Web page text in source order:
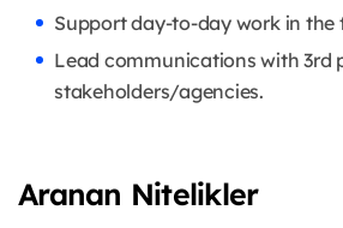
Support day-to-day work in the
Lead communications with 3rd
stakeholders/agencies.
Aranan Nitelikler